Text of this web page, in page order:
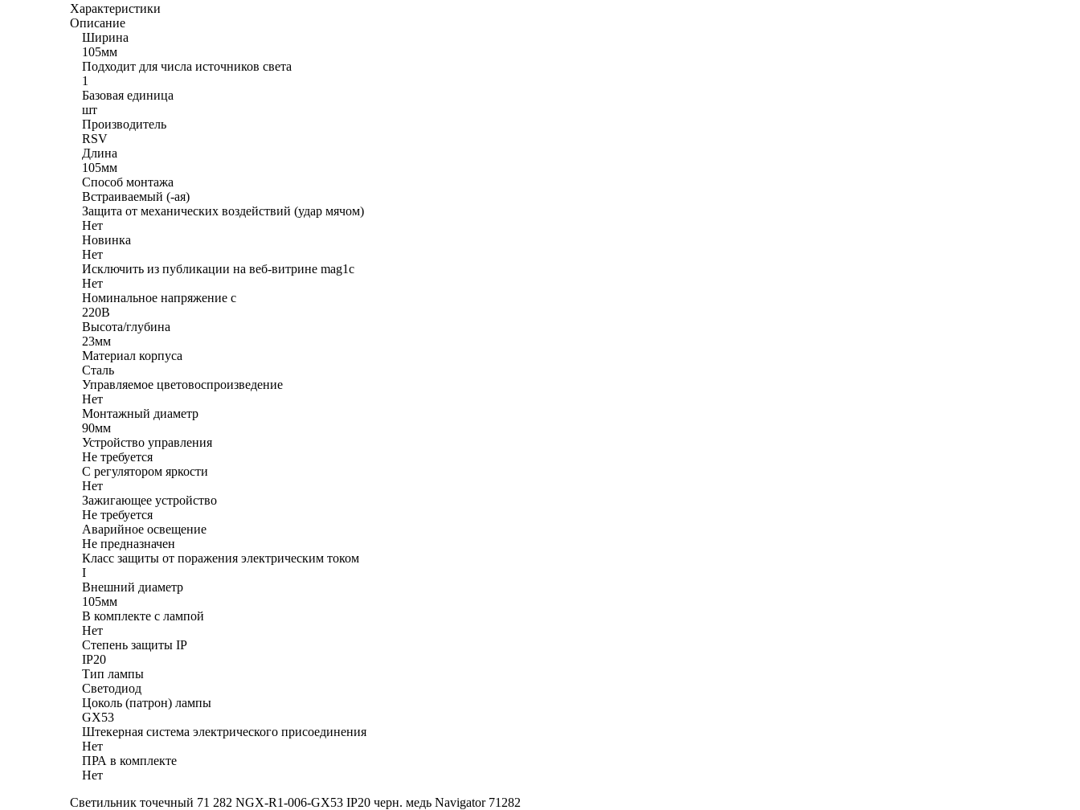
Характеристики
Описание
Ширина
105мм
Подходит для числа источников света
1
Базовая единица
шт
Производитель
RSV
Длина
105мм
Способ монтажа
Встраиваемый (-ая)
Защита от механических воздействий (удар мячом)
Нет
Новинка
Нет
Исключить из публикации на веб-витрине mag1c
Нет
Номинальное напряжение с
220В
Высота/глубина
23мм
Материал корпуса
Сталь
Управляемое цветовоспроизведение
Нет
Монтажный диаметр
90мм
Устройство управления
Не требуется
С регулятором яркости
Нет
Зажигающее устройство
Не требуется
Аварийное освещение
Не предназначен
Класс защиты от поражения электрическим током
I
Внешний диаметр
105мм
В комплекте с лампой
Нет
Степень защиты IP
IP20
Тип лампы
Светодиод
Цоколь (патрон) лампы
GX53
Штекерная система электрического присоединения
Нет
ПРА в комплекте
Нет
Светильник точечный 71 282 NGX-R1-006-GX53 IP20 черн. медь Navigator 71282